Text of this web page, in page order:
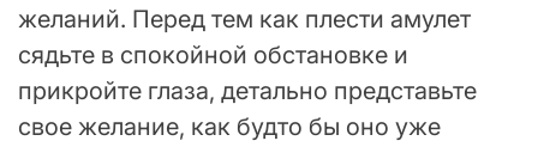
желаний. Перед тем как плести амулет
сядьте в спокойной обстановке и
прикройте глаза, детально представьте
свое желание, как будто бы оно уже